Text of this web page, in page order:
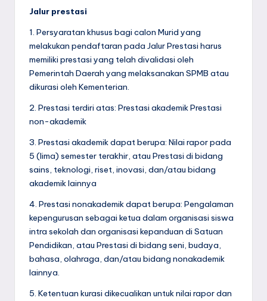
Jalur prestasi
1. Persyaratan khusus bagi calon Murid yang
melakukan pendaftaran pada Jalur Prestasi harus
memiliki prestasi yang telah divalidasi oleh
Pemerintah Daerah yang melaksanakan SPMB atau
dikurasi oleh Kementerian.
2. Prestasi terdiri atas: Prestasi akademik Prestasi
non-akademik
3. Prestasi akademik dapat berupa: Nilai rapor pada
5 (lima) semester terakhir, atau Prestasi di bidang
sains, teknologi, riset, inovasi, dan/atau bidang
akademik lainnya
4. Prestasi nonakademik dapat berupa: Pengalaman
kepengurusan sebagai ketua dalam organisasi siswa
intra sekolah dan organisasi kepanduan di Satuan
Pendidikan, atau Prestasi di bidang seni, budaya,
bahasa, olahraga, dan/atau bidang nonakademik
lainnya.
5. Ketentuan kurasi dikecualikan untuk nilai rapor dan